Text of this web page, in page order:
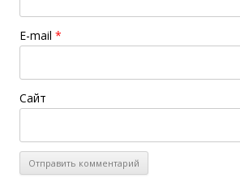
E-mail *
Сайт